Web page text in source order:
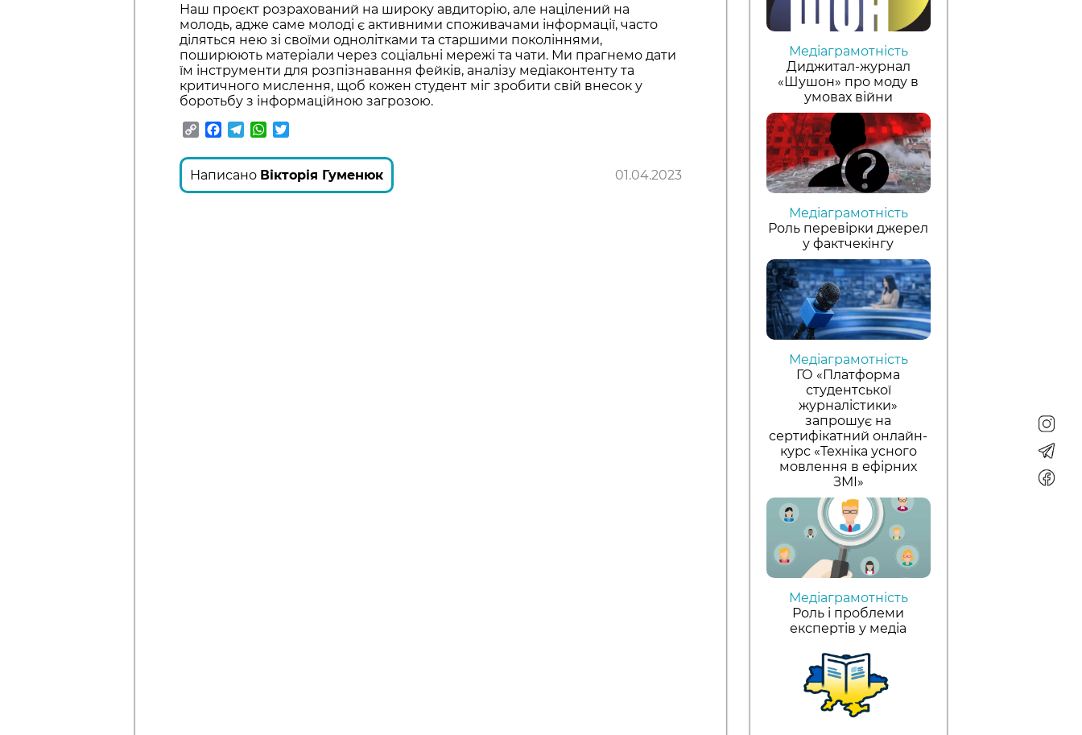
Наш проєкт розрахований на широку авдиторію, але націлений на
молодь, адже саме молоді є активними споживачами інформації, часто
діляться нею зі своїми однолітками та старшими поколіннями,
поширюють матеріали через соціальні мережі та чати. Ми прагнемо дати
їм інструменти для розпізнавання фейків, аналізу медіаконтенту та
критичного мислення, щоб кожен студент міг зробити свій внесок у
боротьбу з інформаційною загрозою.
CopyFacebook
TelegramWhatsApp
Написано Вікторія Гуменюк 01.04.2023
Медіаграмотність
Диджитал-журнал
«Шушон» про моду в
умовах війни
Медіаграмотність
Роль перевірки джерел
у фактчекінгу
Медіаграмотність
ГО «Платформа
студентської
журналістики»
запрошує на
сертифікатний онлайн-
курс «Техніка усного
мовлення в ефірних
ЗМІ»
Медіаграмотність
Роль і проблеми
експертів у медіа